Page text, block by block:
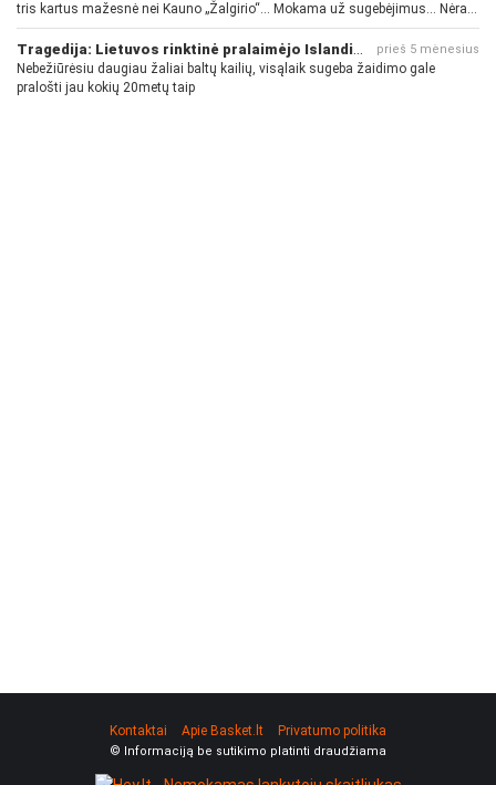
tris kartus mažesnė nei Kauno „Žalgirio“... Mokama už sugebėjimus... Nėra
pinigų - nėra gerų žaidėjų...
Tragedija: Lietuvos rinktinė pralaimėjo Islandijai prieš 5 mėnesius
Nebežiūrėsiu daugiau žaliai baltų kailių, visąlaik sugeba žaidimo gale
pralošti jau kokių 20metų taip
Kontaktai Apie Basket.lt Privatumo politika
© Informaciją be sutikimo platinti draudžiama